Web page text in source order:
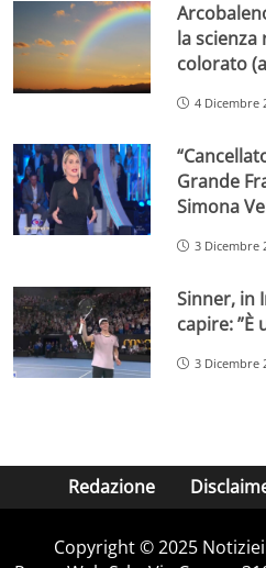
la scienza
colorato
4 Dicembre
Grande
Simona
3 Dicembre
Sinner, in
capire: ”È
3 Dicembre
Redazione
Copyright © 2025